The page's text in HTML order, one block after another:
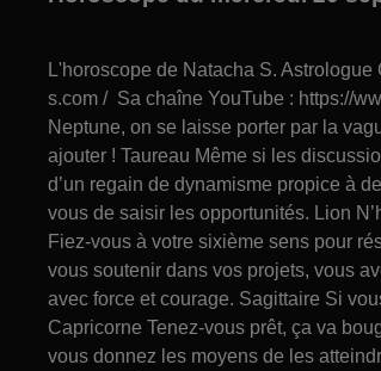
L'horoscope de Natacha S.
s.com / Sa chaîne YouTube : https://
Neptune, on se laisse porter par la
ajouter ! Taureau Même si les
d’un regain de dynamisme propice à
vous de saisir les opportunités. Lion
Fiez-vous à votre sixième sens pour
vous soutenir dans vos projets, vous
avec force et courage. Sagittaire Si
Capricorne Tenez-vous prêt, ça va
vous donnez les moyens de les